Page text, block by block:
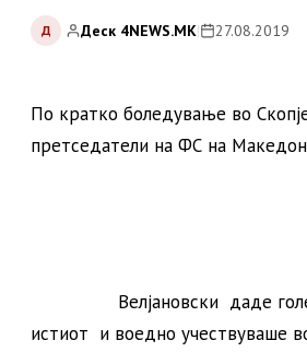
Д Деск 4NEWS.MK| 27.08.2019
По кратко боледување во
претседатели на ФС на
Велјановски даде голем
истиот и воедно учествуваше